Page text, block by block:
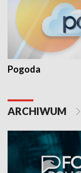
Pogoda
ARCHIWUM